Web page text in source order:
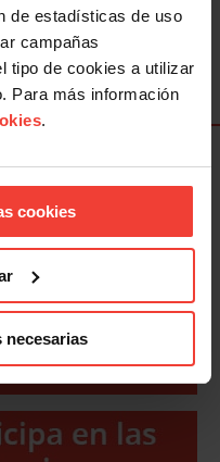
de estadísticas de uso
campañas
tipo de cookies a utilizar
Para más información
.
cookies
necesarias